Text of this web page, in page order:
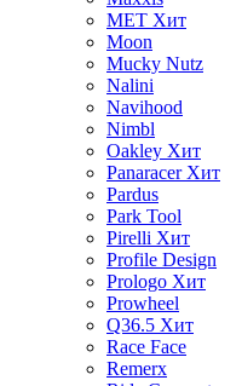
MET Хит
Moon
Mucky Nutz
Nalini
Navihood
Nimbl
Oakley Хит
Panaracer Хит
Pardus
Park Tool
Pirelli Хит
Profile Design
Prologo Хит
Prowheel
Q36.5 Хит
Race Face
Remerx